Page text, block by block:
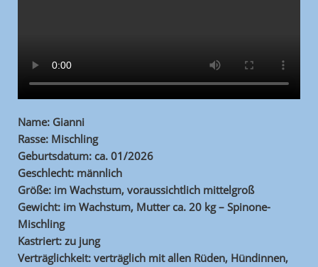
Name: Gianni
Rasse: Mischling
Geburtsdatum: ca. 01/2026
Geschlecht: männlich
Größe: im Wachstum, voraussichtlich mittelgroß
Gewicht: im Wachstum, Mutter ca. 20 kg – Spinone-
Mischling
Kastriert: zu jung
Verträglichkeit: verträglich mit allen Rüden, Hündinnen,